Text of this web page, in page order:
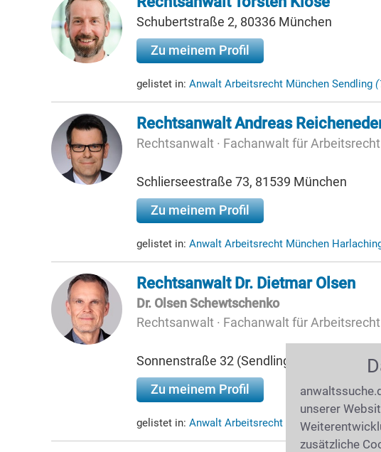
Schubertstraße 2, 80336 München
Zu meinem Profil
gelistet in: Anwalt Arbeitsrecht München Sendling
Rechtsanwalt Andreas
Rechtsanwalt · Fachanwalt für Arbeitsrecht
Schlierseestraße 73, 81539 München
Zu meinem Profil
gelistet in: Anwalt Arbeitsrecht München
Rechtsanwalt Dr. Dietmar Olsen
Dr. Olsen Schewtschenko
Rechtsanwalt · Fachanwalt für Arbeitsrecht
Sonnenstraße 32 (Sendlinger Tor), 80331
Zu meinem Profil
gelistet in: Anwalt Arbeitsrecht München
unserer
zusätzliche